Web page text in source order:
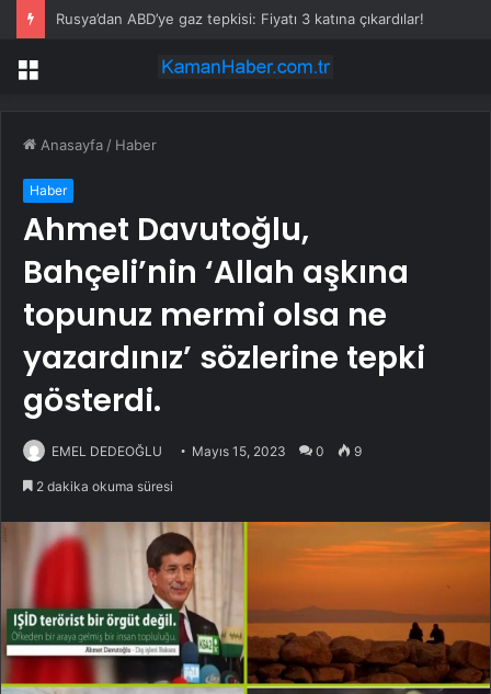
Rusya’dan ABD’ye gaz tepkisi: Fiyatı 3 katına çıkardılar!
Menü
Anasayfa / Haber
Haber
Ahmet Davutoğlu,
Bahçeli’nin ‘Allah aşkına
topunuz mermi olsa ne
yazardınız’ sözlerine tepki
gösterdi.
EMEL DEDEOĞLU Mayıs 15, 2023 0 9
2 dakika okuma süresi